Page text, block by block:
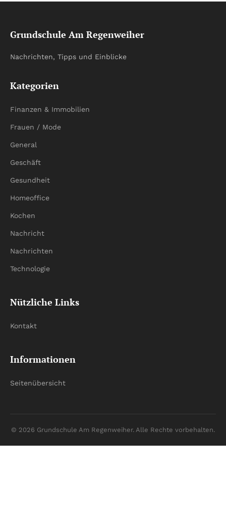
Grundschule Am Regenweiher
Nachrichten, Tipps und Einblicke
Kategorien
Finanzen & Immobilien
Frauen / Mode
General
Geschäft
Gesundheit
Homeoffice
Kochen
Nachricht
Nachrichten
Technologie
Nützliche Links
Kontakt
Informationen
Seitenübersicht
© 2026 Grundschule Am Regenweiher. Alle Rechte vorbehalten.